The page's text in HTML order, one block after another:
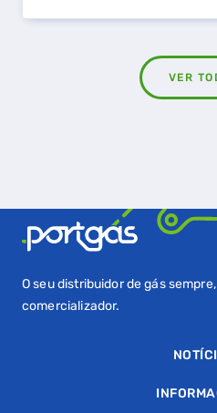
VER
O seu distribuidor de gás
comercializador.